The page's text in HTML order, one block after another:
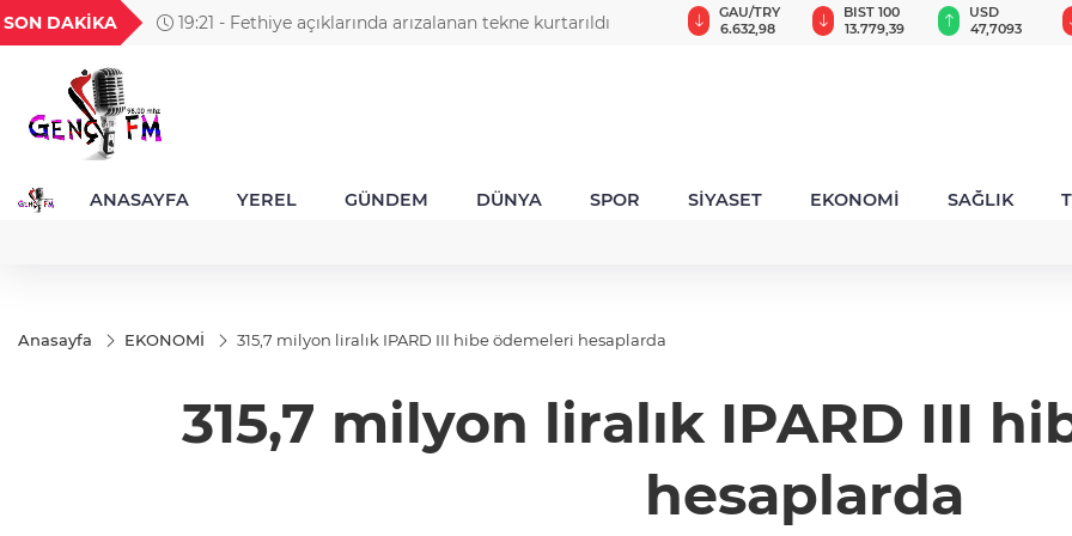
SON DAKİKA
19:21 - Orman yangınlarında soruşturma sürüyor.. 34
18,2794
TND
16,2886
27,9743
VND
0,0018
GAU/TRY
6.632,98
BIST 100
13.779,39
USD
47,7093
EUR
55,1424
ANASAYFA YEREL GÜNDEM DÜNYA SPOR SİYASET EKONOMİ SAĞLIK
Anasayfa EKONOMİ 315,7 milyon liralık IPARD III hibe ödemeleri hesaplarda
315,7 milyon liralık IPARD III
hesaplarda